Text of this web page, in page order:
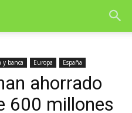
y banca Europa España
ahorrado
600 millones